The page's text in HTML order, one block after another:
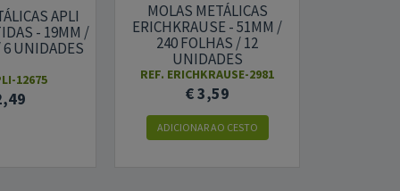
APLI
- 19MM /
UNIDADES
12675
MOLAS METÁLICAS
ERICHKRAUSE - 51MM /
240 FOLHAS / 12
UNIDADES
REF. ERICHKRAUSE-2981
€ 3,59
ADICIONAR AO CESTO